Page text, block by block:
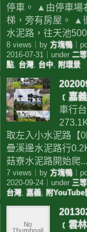
停車。 ▲由停車場
梯，旁有房屋。 ▲
水泥路，往天池
8 views by 方塊鴨｜
2016-07-31｜ under 二
點, 台灣, 台中, 附環景
﹝嘉
車行
取左入小水泥路【
疊溪邊水泥路行
菇寮水泥路開始爬...
7 views by 方塊鴨｜
2020-09-24｜ under 三
台灣, 嘉義, 附YouTube
﹝雲